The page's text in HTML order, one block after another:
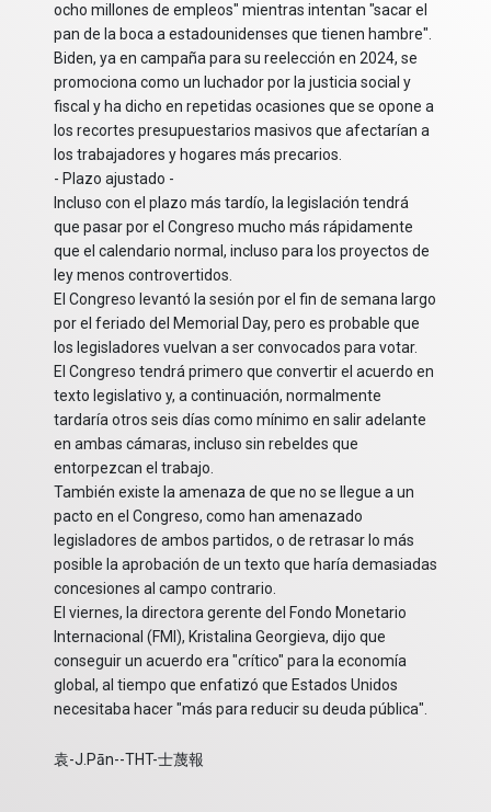
ocho millones de empleos" mientras intentan "sacar el
pan de la boca a estadounidenses que tienen hambre".
Biden, ya en campaña para su reelección en 2024, se
promociona como un luchador por la justicia social y
fiscal y ha dicho en repetidas ocasiones que se opone a
los recortes presupuestarios masivos que afectarían a
los trabajadores y hogares más precarios.
- Plazo ajustado -
Incluso con el plazo más tardío, la legislación tendrá
que pasar por el Congreso mucho más rápidamente
que el calendario normal, incluso para los proyectos de
ley menos controvertidos.
El Congreso levantó la sesión por el fin de semana largo
por el feriado del Memorial Day, pero es probable que
los legisladores vuelvan a ser convocados para votar.
El Congreso tendrá primero que convertir el acuerdo en
texto legislativo y, a continuación, normalmente
tardaría otros seis días como mínimo en salir adelante
en ambas cámaras, incluso sin rebeldes que
entorpezcan el trabajo.
También existe la amenaza de que no se llegue a un
pacto en el Congreso, como han amenazado
legisladores de ambos partidos, o de retrasar lo más
posible la aprobación de un texto que haría demasiadas
concesiones al campo contrario.
El viernes, la directora gerente del Fondo Monetario
Internacional (FMI), Kristalina Georgieva, dijo que
conseguir un acuerdo era "crítico" para la economía
global, al tiempo que enfatizó que Estados Unidos
necesitaba hacer "más para reducir su deuda pública".
袁-J.Pān--THT-士蔑報